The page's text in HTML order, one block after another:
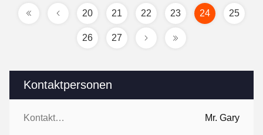
Kontaktpersonen
Kontaktpersonen: Mr. Gary
20 21 22 23 24 25
26 27